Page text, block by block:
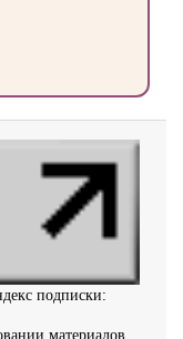
подписки:
материалов,